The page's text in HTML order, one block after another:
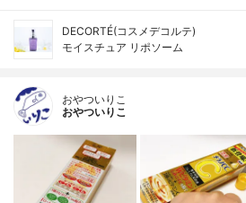
DECORTÉ(コスメデコルテ)
モイスチュア リポソーム
おやついりこ
おやついりこ